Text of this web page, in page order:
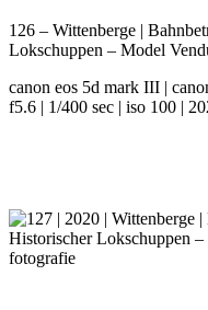
126 – Wittenberge |
Lokschuppen – Model
canon eos 5d mark III |
f5.6 | 1/400 sec | iso 100 |